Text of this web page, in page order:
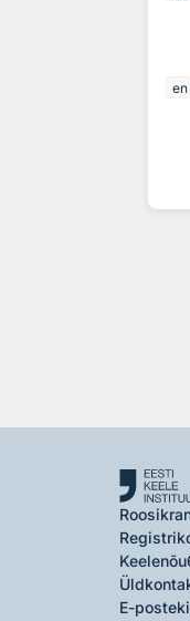
en
Keelenõu
E-post